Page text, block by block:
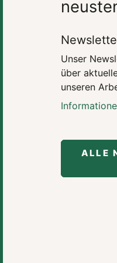
Unser
über
unseren
ALLE